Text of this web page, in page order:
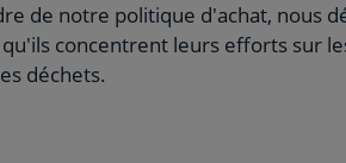
de notre politique d'achat, nous
concentrent leurs efforts sur
déchets.